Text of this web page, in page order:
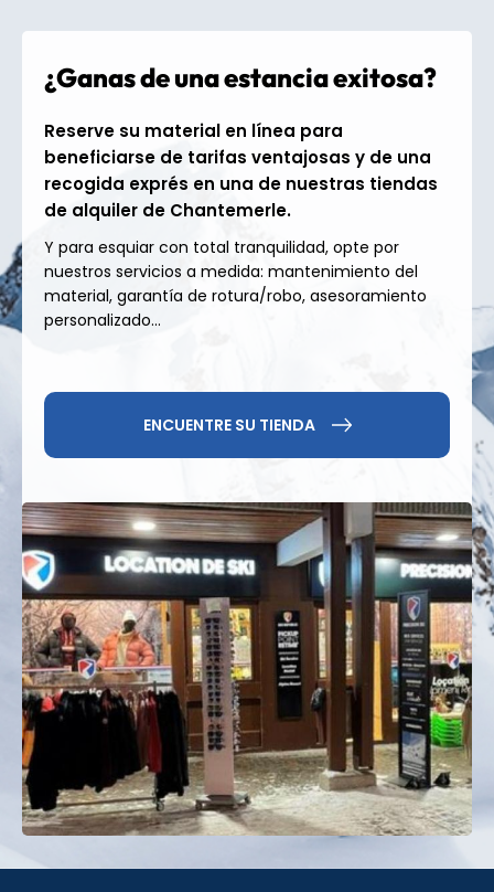
una de las mayores
Alpes del Sur
Desde Chantemerle, se accede directamente a la
zona de esquí
de Serre Chevalier Vallée , que
cuenta con250 km de pistas entre 1200 y 2800 m
de altitud. La oferta de esquí aquí es
especialmente variada, con una gran proporción de
pistas arboladas , muy apreciadas por su
comodidad y claridad, especialmente en los
sectores de Chantemerle y Villeneuve. Las zonas de
desafiantes comoVauban,Luc AlphandyCasse du
. Esta diversidad garantiza una calidad de
esquí constante durante toda la temporada,
independientemente de las condiciones.
Un resort completo,
verano e invierno.
Además del esquí alpino, Serre Chevalier ofrece una
amplia gama de actividades.
Las pistas de esquí
de fondoconectan los distintos pueblos del valle a
lo largo de decenas de kilómetros, en un entorno
natural prístino. Quienes buscan relajarse pueden
Grands Bains du Monêtier-les-Bains,
famosos por sus piscinas naturales al aire libre.
Raquetas de nieve, trineos, senderismo invernal y
actividades de verano (ciclismo de montaña, trail
running, baños termales) completan la experiencia,
convirtiendo a Chantemerle en un destino
¿Ganas de una estancia exitosa?
Reserve su material en línea para
beneficiarse de tarifas ventajosas y de una
recogida exprés en una de nuestras tiendas
de alquiler de Chantemerle.
Y para esquiar con total tranquilidad, opte por
nuestros servicios a medida: mantenimiento del
material, garantía de rotura/robo, asesoramiento
personalizado...
ENCUENTRE SU TIENDA